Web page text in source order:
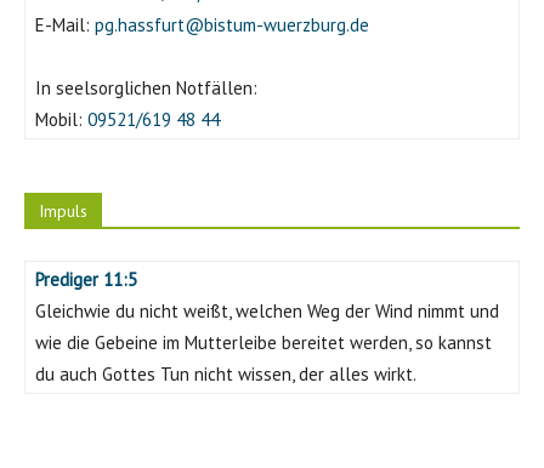
E-Mail: pg.hassfurt@bistum-wuerzburg.de
In seelsorglichen Notfällen:
Mobil: 09521/619 48 44
Impuls
Prediger 11:5
Gleichwie du nicht weißt, welchen Weg der Wind nimmt und
wie die Gebeine im Mutterleibe bereitet werden, so kannst
du auch Gottes Tun nicht wissen, der alles wirkt.